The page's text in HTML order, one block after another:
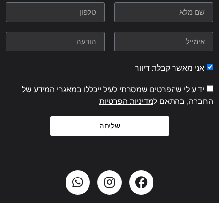
אני מאשר קבלת דיוור
ידוע לי שהפרטים שמסרתי לעיל ייכללו במאגרי המידע של
החברה, בהתאם למדיניות הפרטיות
שליחה